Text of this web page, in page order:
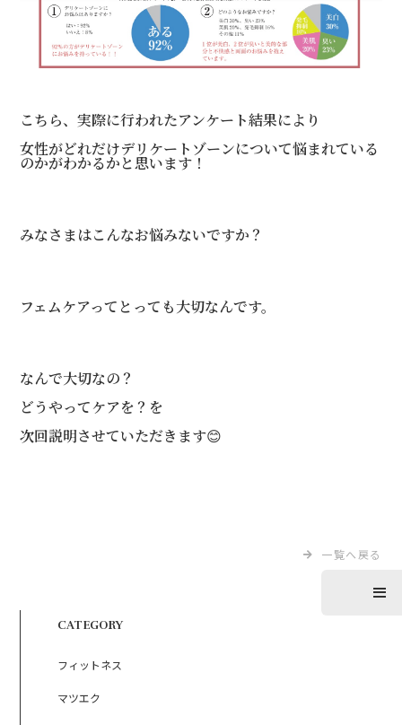
こちら、実際に行われたアンケート結果により
女性がどれだけデリケートゾーンについて悩まれている
のかがわかるかと思います！
みなさまはこんなお悩みないですか？
フェムケアってとっても大切なんです。
なんで大切なの？
どうやってケアを？を
次回説明させていただきます😊
一覧へ戻る
CATEGORY
フィットネス
マツエク